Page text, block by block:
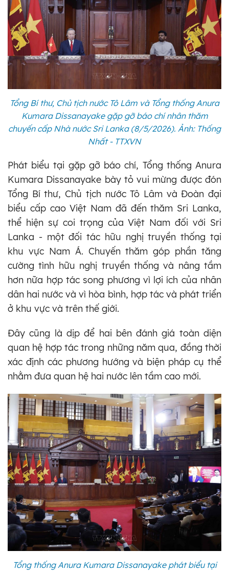
Tổng Bí thư, Chủ tịch nước Tô Lâm và Tổng thống Anura
Kumara Dissanayake gặp gỡ báo chí nhân thăm
chuyến cấp Nhà nước Sri Lanka (8/5/2026). Ảnh: Thống
Nhất - TTXVN
Phát biểu tại gặp gỡ báo chí, Tổng thống Anura
Kumara Dissanayake bày tỏ vui mừng được đón
Tổng Bí thư, Chủ tịch nước Tô Lâm và Đoàn đại
biểu cấp cao Việt Nam đã đến thăm Sri Lanka,
thể hiện sự coi trọng của Việt Nam đối với Sri
Lanka - một đối tác hữu nghị truyền thống tại
khu vực Nam Á. Chuyến thăm góp phần tăng
cường tình hữu nghị truyền thống và nâng tầm
hơn nữa hợp tác song phương vì lợi ích của nhân
dân hai nước và vì hòa bình, hợp tác và phát triển
ở khu vực và trên thế giới.
Đây cũng là dịp để hai bên đánh giá toàn diện
quan hệ hợp tác trong những năm qua, đồng thời
xác định các phương hướng và biện pháp cụ thể
nhằm đưa quan hệ hai nước lên tầm cao mới.
Tổng thống Anura Kumara Dissanayake phát biểu tại